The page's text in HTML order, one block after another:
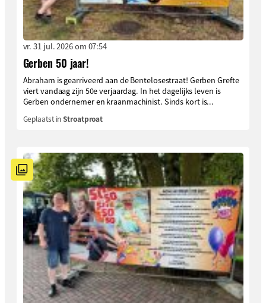
vr. 31 jul. 2026 om 07:54
Gerben 50 jaar!
Abraham is gearriveerd aan de Bentelosestraat! Gerben Grefte
viert vandaag zijn 50e verjaardag. In het dagelijks leven is
Gerben ondernemer en kraanmachinist. Sinds kort is...
Geplaatst inStroatproat